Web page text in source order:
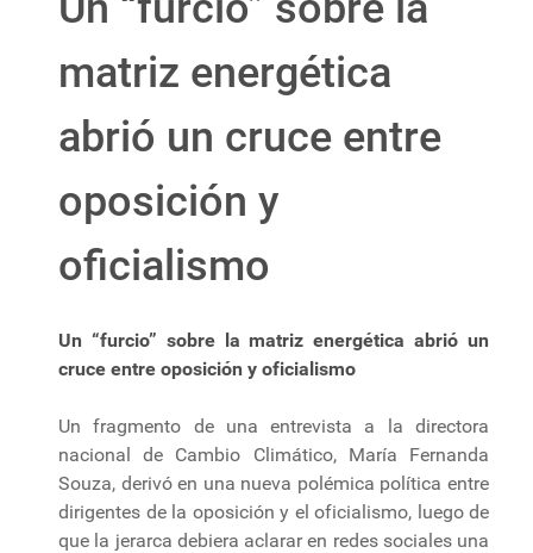
matriz energética
abrió un cruce entre
oposición y
oficialismo
Un “furcio” sobre la matriz energética abrió un
cruce entre oposición y oficialismo
Un fragmento de una entrevista a la directora
nacional de Cambio Climático, María Fernanda
Souza, derivó en una nueva polémica política entre
dirigentes de la oposición y el oficialismo, luego de
que la jerarca debiera aclarar en redes sociales una